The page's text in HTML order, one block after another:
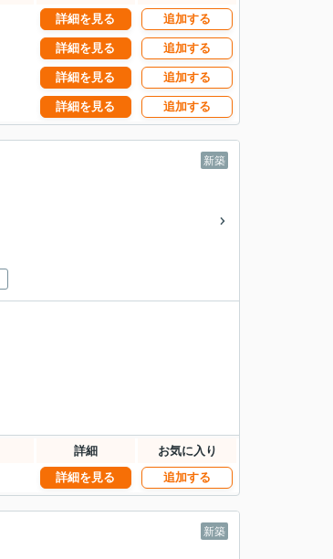
詳細を見る 追加する
詳細を見る 追加する
詳細を見る 追加する
詳細を見る 追加する
新築
詳細 お気に入り
詳細を見る 追加する
新築